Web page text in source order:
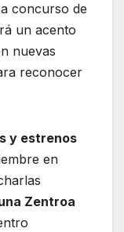
concurso de
un acento
nuevas
reconocer
y estrenos
en
Zentroa